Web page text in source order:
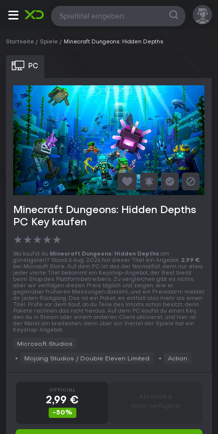
Alle
Startseite Spiele Minecraft Dungeons: Hidden Depths
PC
Minecraft Dungeons: Hidden Depths
PC Key kaufen
★★★★★
Wo kaufst du Minecraft Dungeons: Hidden Depths am
günstigsten? Stand 6 Aug. 2026 hat dieser Titel ein Angebot, 2,99 €
bei Microsoft Store. Auf dem PC ist das der Normalfall, denn nur etwa
jeder vierte Titel bekommt ein Keyshop-Angebot, der Rest bleibt
beim Shop des Plattformbetreibers. Zu vergleichen gibt es nichts,
aber wir verfolgen diesen Preis täglich und zeigen, wie er
gegenüber früheren Messungen dasteht, und ein Preisalarm meldet
dir jeden Rückgang. Das ist ein Paket, es enthält also mehr als einen
Titel. Prüfe vor dem Kauf, ob du Teile des Inhalts schon besitzt, denn
Pakete rechnen das nicht heraus. Auf dem PC kaufst du einen Key,
den du in Steam oder einem anderen Client aktivierst, und hier ist
der Markt am breitesten, denn über ein Viertel der Spiele hat ein
Keyshop-Angebot.
Microsoft Studios
Mojang Studios / ‪Double Eleven Limited Action
OFFICIAL
2,99 €
-50%
Nicht verfügbar